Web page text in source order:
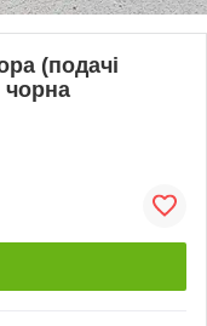
(подачі
чорна